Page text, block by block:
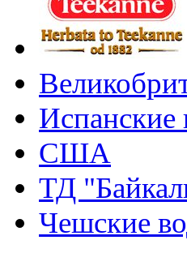
Испанские
США
ТД
Чешские